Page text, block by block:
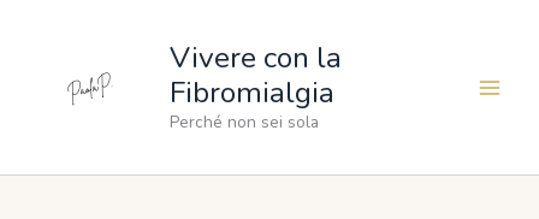
Vivere con la
Fibromialgia
Perché non sei sola